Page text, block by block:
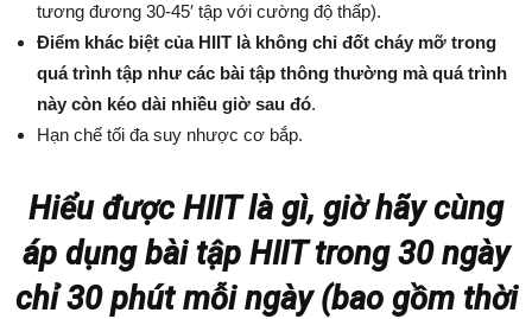
tương đương 30-45′ tập với cường độ thấp).
Điểm khác biệt của HIIT là không chỉ đốt cháy mỡ trong
quá trình tập như các bài tập thông thường mà quá trình
này còn kéo dài nhiều giờ sau đó.
Hạn chế tối đa suy nhược cơ bắp.
Hiểu được HIIT là gì, giờ hãy cùng
áp dụng bài tập HIIT trong 30 ngày
chỉ 30 phút mỗi ngày (bao gồm thời